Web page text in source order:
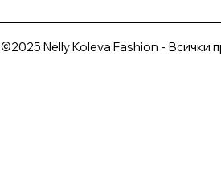
©2025 Nelly Koleva Fashion - Всички